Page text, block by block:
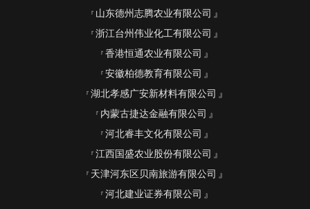
山东德州志腾农业有限公司
浙江台州伟业化工有限公司
香港恒通农业有限公司
安徽柏德教育有限公司
湖北孝感广安新材料有限公司
内蒙古捷达金融有限公司
河北睿丰文化有限公司
江西国盛农业股份有限公司
天津河东区贝南旅游有限公司
河北建业证券有限公司